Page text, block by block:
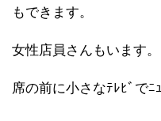
もできます。
女性店員さんもいます。
席の前に小さなﾃﾚﾋﾞでﾆ